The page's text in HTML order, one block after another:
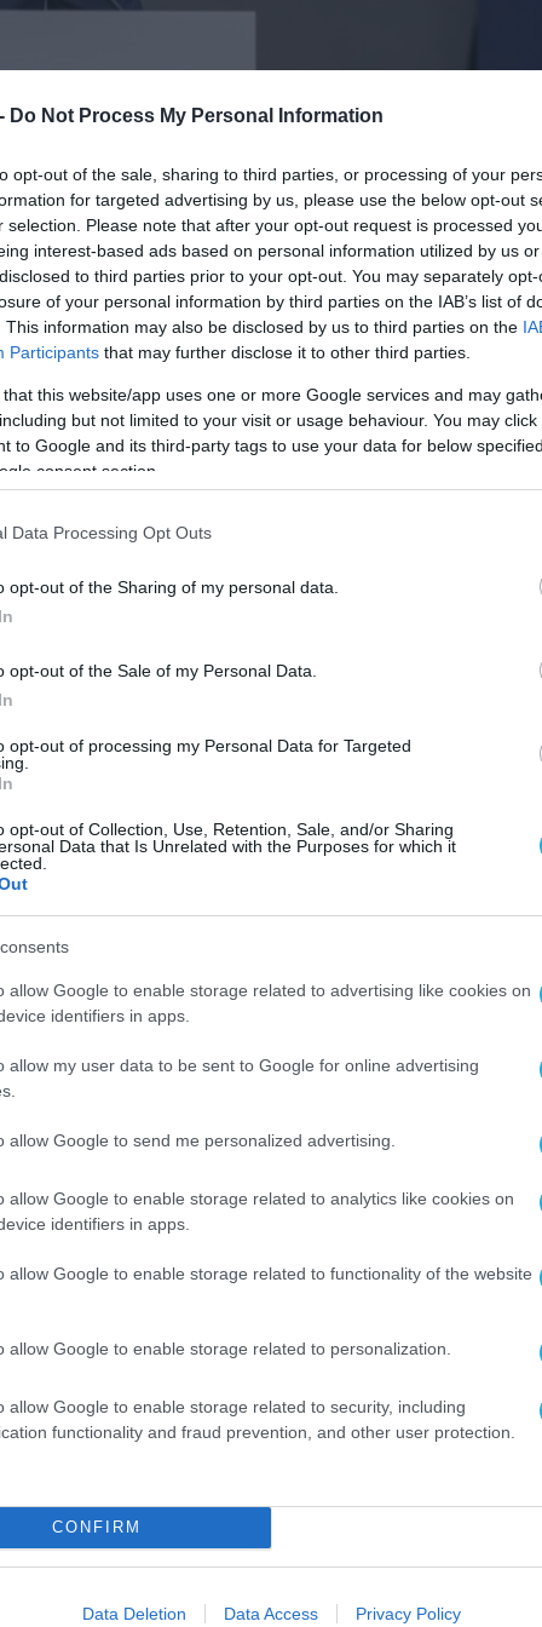
Do Not Process My Personal Information
opt-out of the sale, sharing to third parties, or processing of your
for targeted advertising by us, please use the below opt-out
selection. Please note that after your opt-out request is processed
interest-based ads based on personal information utilized by us
to third parties prior to your opt-out. You may separately
of your personal information by third parties on the IAB’s list of
This information may also be disclosed by us to third parties on the
Participants that may further disclose it to other third parties.
that this website/app uses one or more Google services and may
but not limited to your visit or usage behaviour. You may
to Google and its third-party tags to use your data for below
consent section.
Data Processing Opt Outs
opt-out of the Sharing of my personal data.
opt-out of the Sale of my Personal Data.
opt-out of processing my Personal Data for Targeted
opt-out of Collection, Use, Retention, Sale, and/or Sharing
Data that Is Unrelated with the Purposes for which it
allow Google to enable storage related to advertising like cookies on
identifiers in apps.
allow my user data to be sent to Google for online advertising
allow Google to send me personalized advertising.
allow Google to enable storage related to analytics like cookies on
identifiers in apps.
allow Google to enable storage related to functionality of the website
allow Google to enable storage related to personalization.
allow Google to enable storage related to security, including
functionality and fraud prevention, and other user protection.
CONFIRM
Data Deletion Data Access Privacy Policy
η Κοινωνία της Πληροφορίας στο πλαίσιο
από το Εθνικό Σχέδιο Ανάκαμψης και
συνεργασία με το Υπουργείο Αγροτικής
Διακυβέρνησης και Τεχνητής
που συνδέει την ελληνική αγροτική
της αγροδιατροφής.
συστήματα, το έργο διευκολύνει τις
νέες δυνατότητες προβολής για τα ελληνικά
Σταύρος Ασθενίδης, δήλωσε κατά
στην πράξη πώς η ψηφιακή
την αγροτική παραγωγή, ενισχύοντας την
για τις ελληνικές επιχειρήσεις και τους
Μαργαρίτης Σχοινάς, τόνισε: «Με την
λειτουργίας, όπου η τεχνολογία, τα
της αγοράς και προστατεύουν την
ο Έλληνας παραγωγός να έχει καλύτερα
θέση απέναντι στον διεθνή
και Τεχνητής Νοημοσύνης,
ως εργαλείου για τον πρωτογενή
ψηφιακές λύσεις και δεδομένα για να
την αποτελεσματικότητα της αγοράς.
να αναπτύσσει και να υλοποιεί έργα με
και στην καθημερινότητα πολιτών και
πιο δυναμική και ανταγωνιστική ελληνική